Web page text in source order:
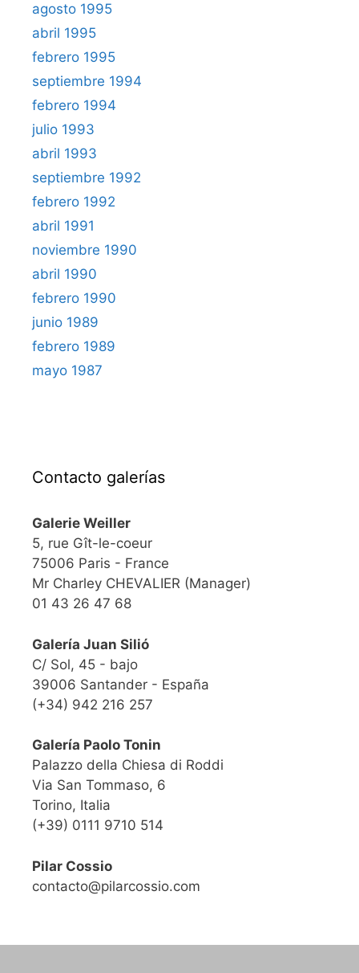
agosto 1995
abril 1995
febrero 1995
septiembre 1994
febrero 1994
julio 1993
abril 1993
septiembre 1992
febrero 1992
abril 1991
noviembre 1990
abril 1990
febrero 1990
junio 1989
febrero 1989
mayo 1987
Contacto galerías
Galerie Weiller
5, rue Gît-le-coeur
75006 Paris - France
Mr Charley CHEVALIER (Manager)
01 43 26 47 68
Galería Juan Silió
C/ Sol, 45 - bajo
39006 Santander - España
(+34) 942 216 257
Galería Paolo Tonin
Palazzo della Chiesa di Roddi
Via San Tommaso, 6
Torino, Italia
(+39) 0111 9710 514
Pilar Cossio
contacto@pilarcossio.com